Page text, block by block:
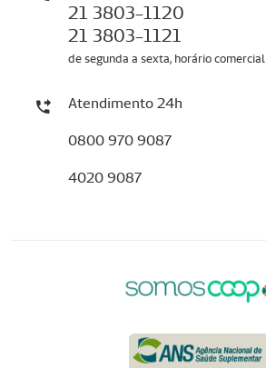
21 3803-1120
21 3803-1121
de segunda a sexta, horário comercial
Atendimento 24h
0800 970 9087
4020 9087